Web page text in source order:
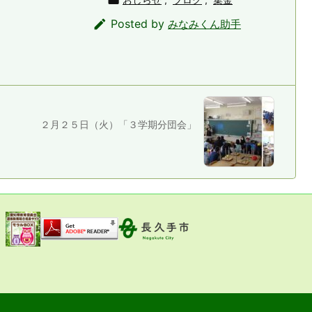
 Posted by みなみくん助手
２月２５日（火）「３学期分団会」